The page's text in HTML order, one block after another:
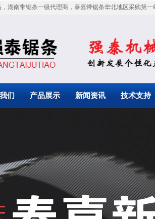
南带锯条一级代理商，泰嘉带锯条华北地区采购第一
们 产品展示 新闻资讯 技术支持